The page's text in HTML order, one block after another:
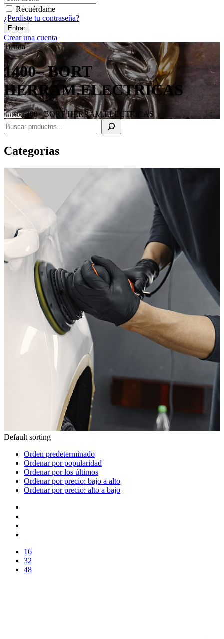
Recuérdame
¿Perdiste tu contraseña?
Crear una cuenta
Tienda
1400– BORT
HERRAM.ELECTRICAS
Inicio1400– BORT HERRAM.ELECTRICAS
Buscar
Categorías
Default sorting
Orden predeterminado
Ordenar por popularidad
Ordenar por los últimos
Ordenar por precio: bajo a alto
Ordenar por precio: alto a bajo
16
32
48